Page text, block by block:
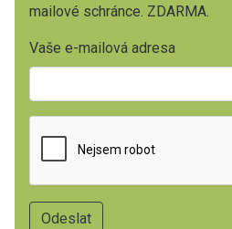
mailové schránce. ZDARMA.
Vaše e-mailová adresa